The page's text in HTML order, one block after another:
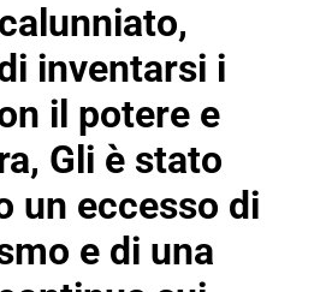
inventarsi i
il potere e
Gli è stato
un eccesso di
e di una